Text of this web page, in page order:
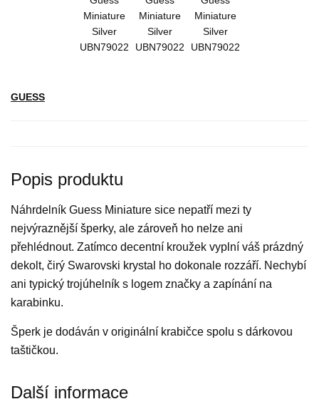
GUESS
Popis produktu
Náhrdelník Guess Miniature sice nepatří mezi ty
nejvýraznější šperky, ale zároveň ho nelze ani
přehlédnout. Zatímco decentní kroužek vyplní váš prázdný
dekolt, čirý Swarovski krystal ho dokonale rozzáří. Nechybí
ani typický trojúhelník s logem značky a zapínání na
karabinku.
Šperk je dodáván v originální krabičce spolu s dárkovou
taštičkou.
Další informace